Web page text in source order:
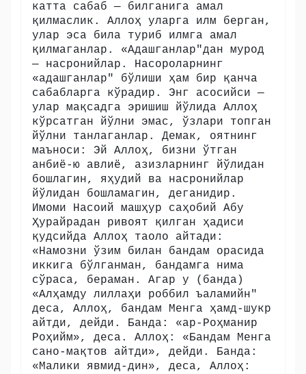
катта сабаб — билганига амал
қилмаслик. Аллоҳ уларга илм берган,
улар эса била туриб илмга амал
қилмаганлар. «Адашганлар"дан мурод
— насронийлар. Насороларнинг
«адашганлар" бўлиши ҳам бир қанча
сабабларга кўрадир. Энг асосийси —
улар мақсадга эришиш йўлида Аллоҳ
кўрсатган йўлни эмас, ўзлари топган
йўлни танлаганлар. Демак, оятнинг
маъноси: Эй Аллоҳ, бизни ўтган
анбиё-ю авлиё, азизларнинг йўлидан
бошлагин, яҳудий ва насронийлар
йўлидан бошламагин, деганидир.
Имоми Насоий машҳур саҳобий Абу
Ҳурайрадан ривоят қилган ҳадиси
қудсийда Аллоҳ таоло айтади:
«Намозни ўзим билан бандам орасида
иккига бўлганман, бандамга нима
сўраса, бераман. Агар у (банда)
«Алҳамду лиллаҳи роббил ъаламийн"
деса, Аллоҳ, бандам Менга ҳамд-шукр
айтди, дейди. Банда: «ар-Роҳманир
Роҳийм», деса. Аллоҳ: «Бандам Менга
сано-мақтов айтди», дейди. Банда:
«Малики явмид-дин», деса, Аллоҳ: